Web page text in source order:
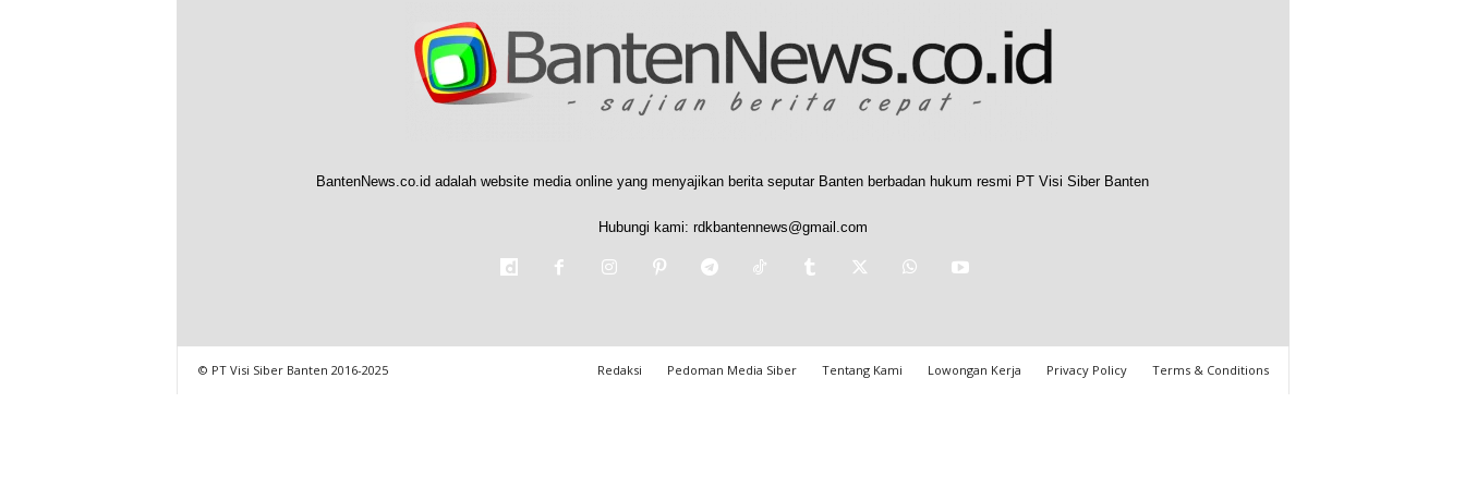
BantenNews.co.id adalah website media online yang menyajikan berita seputar Banten berbadan hukum resmi PT Visi Siber Banten
Hubungi kami: rdkbantennews@gmail.com
Redaksi Pedoman Media Siber Tentang Kami Lowongan Kerja Privacy Policy Terms & Conditions
© PT Visi Siber Banten 2016-2025